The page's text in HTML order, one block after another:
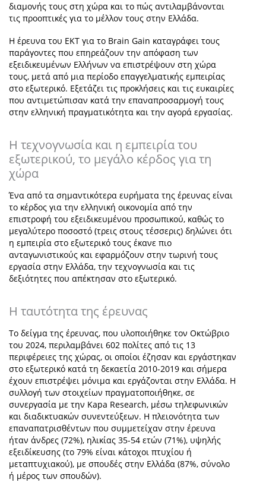
διαμονής τους στη χώρα και το πώς αντιλαμβάνονται
τις προοπτικές για το μέλλον τους στην Ελλάδα.
Η έρευνα του ΕΚΤ για το Brain Gain καταγράφει τους
παράγοντες που επηρεάζουν την απόφαση των
εξειδικευμένων Ελλήνων να επιστρέψουν στη χώρα
τους, μετά από μια περίοδο επαγγελματικής εμπειρίας
στο εξωτερικό. Εξετάζει τις προκλήσεις και τις ευκαιρίες
που αντιμετώπισαν κατά την επαναπροσαρμογή τους
στην ελληνική πραγματικότητα και την αγορά εργασίας.
Η τεχνογνωσία και η εμπειρία του
εξωτερικού, το μεγάλο κέρδος για τη
χώρα
Ένα από τα σημαντικότερα ευρήματα της έρευνας είναι
το κέρδος για την ελληνική οικονομία από την
επιστροφή του εξειδικευμένου προσωπικού, καθώς το
μεγαλύτερο ποσοστό (τρεις στους τέσσερις) δηλώνει ότι
η εμπειρία στο εξωτερικό τους έκανε πιο
ανταγωνιστικούς και εφαρμόζουν στην τωρινή τους
εργασία στην Ελλάδα, την τεχνογνωσία και τις
δεξιότητες που απέκτησαν στο εξωτερικό.
H ταυτότητα της έρευνας
Το δείγμα της έρευνας, που υλοποιήθηκε τον Οκτώβριο
του 2024, περιλαμβάνει 602 πολίτες από τις 13
περιφέρειες της χώρας, οι οποίοι έζησαν και εργάστηκαν
στο εξωτερικό κατά τη δεκαετία 2010-2019 και σήμερα
έχουν επιστρέψει μόνιμα και εργάζονται στην Ελλάδα. Η
συλλογή των στοιχείων πραγματοποιήθηκε, σε
συνεργασία με την Kapa Research, μέσω τηλεφωνικών
και διαδικτυακών συνεντεύξεων. Η πλειονότητα των
επαναπατρισθέντων που συμμετείχαν στην έρευνα
ήταν άνδρες (72%), ηλικίας 35-54 ετών (71%), υψηλής
εξειδίκευσης (το 79% είναι κάτοχοι πτυχίου ή
μεταπτυχιακού), με σπουδές στην Ελλάδα (87%, σύνολο
ή μέρος των σπουδών).